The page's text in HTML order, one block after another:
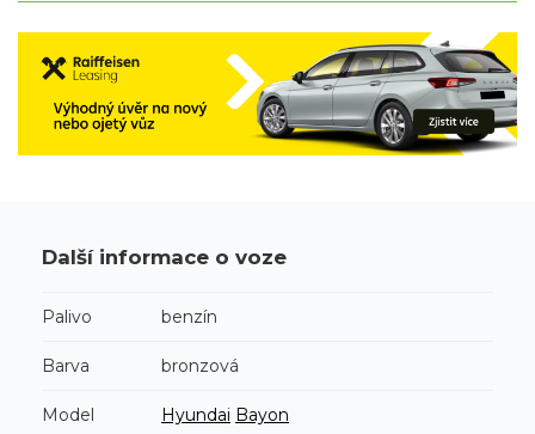
Další informace o voze
Palivo benzín
Barva bronzová
Model Hyundai Bayon